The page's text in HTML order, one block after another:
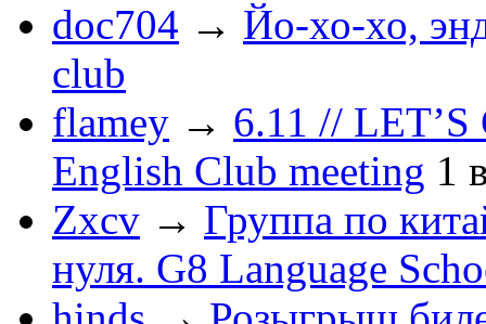
doc704 → Йо-хо-хо,
club
flamey → 6.11 //
English Club meeting 1
Zxcv → Группа по
нуля. G8 Language